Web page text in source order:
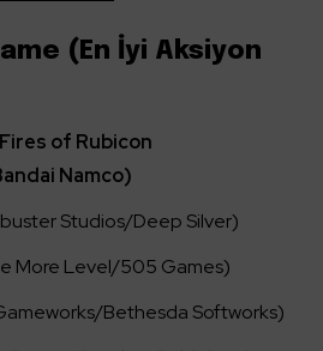
(En İyi Aksiyon
of Rubicon
Namco)
Studios/Deep Silver)
More Level/505 Games)
Bethesda Softworks)